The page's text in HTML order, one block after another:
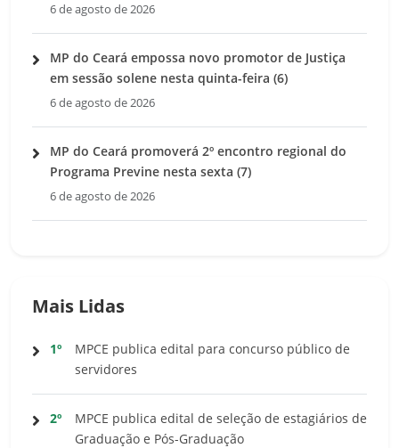
6 de agosto de 2026
MP do Ceará empossa novo promotor de Justiça
em sessão solene nesta quinta-feira (6)
6 de agosto de 2026
MP do Ceará promoverá 2º encontro regional do
Programa Previne nesta sexta (7)
6 de agosto de 2026
Mais Lidas
1º
MPCE publica edital para concurso público de
servidores
2º
MPCE publica edital de seleção de estagiários de
Graduação e Pós-Graduação